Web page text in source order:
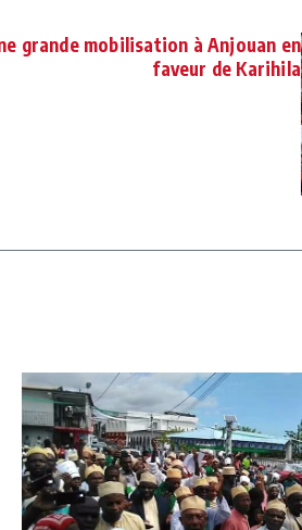
grande mobilisation à Anjouan en
faveur de Karihila